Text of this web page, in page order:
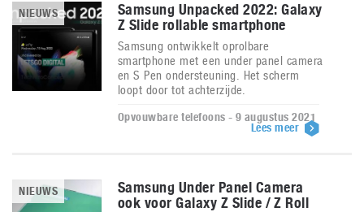
NIEUWS
Samsung Unpacked 2022: Galaxy
Z Slide rollable smartphone
Samsung ontwikkelt oprolbare
smartphone met een under panel camera
en S Pen ondersteuning. Het scherm
loopt door tot achterzijde.
Opvouwbare telefoons - 9 augustus 2021
Lees meer
NIEUWS
Samsung Under Panel Camera
ook voor Galaxy Z Slide / Z Roll